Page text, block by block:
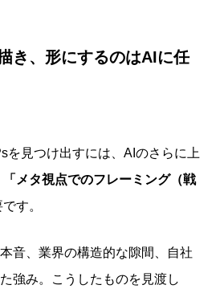
き、形にするのはAIに任
を見つけ出すには、AIのさらに上
「メタ視点でのフレーミング（戦
す。
音、業界の構造的な隙間、自社
強み。こうしたものを見渡し